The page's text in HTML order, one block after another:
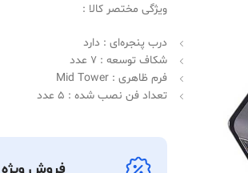
ویژگی مختصر کالا :
درب پنجره‌ای : دارد
شکاف توسعه : 7 عدد
فرم ظاهری : Mid Tower
تعداد فن نصب شده : 5 عدد
فروش ویژه